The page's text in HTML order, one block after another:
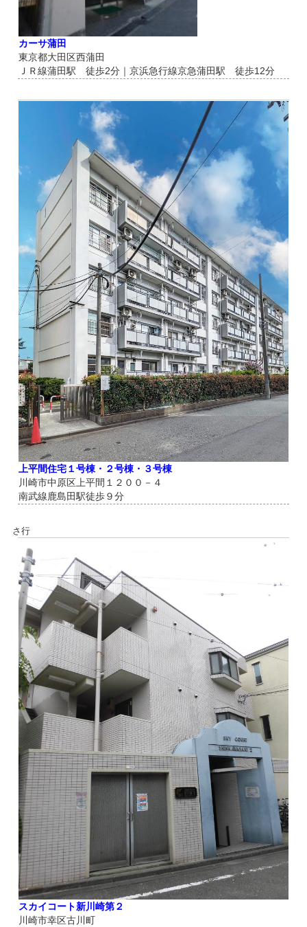
カーサ蒲田
東京都大田区西蒲田
ＪＲ線蒲田駅 徒歩2分｜京浜急行線京急蒲田駅 徒歩12分
上平間住宅１号棟・２号棟・３号棟
川崎市中原区上平間１２００－４
南武線鹿島田駅徒歩９分
さ行
スカイコート新川崎第２
川崎市幸区古川町